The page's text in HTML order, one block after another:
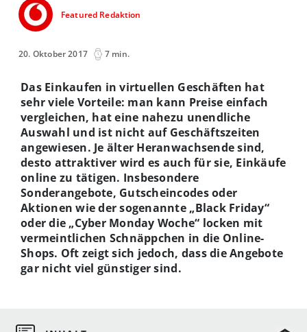
Featured Redaktion
20. Oktober 2017 7 min.
Das Einkaufen in virtuellen Geschäften hat
sehr viele Vorteile: man kann Preise einfach
vergleichen, hat eine nahezu unendliche
Auswahl und ist nicht auf Geschäftszeiten
angewiesen. Je älter Heranwachsende sind,
desto attraktiver wird es auch für sie, Einkäufe
online zu tätigen. Insbesondere
Sonderangebote, Gutscheincodes oder
Aktionen wie der sogenannte „Black Friday“
oder die „Cyber Monday Woche“ locken mit
vermeintlichen Schnäppchen in die Online-
Shops. Oft zeigt sich jedoch, dass die Angebote
gar nicht viel günstiger sind.